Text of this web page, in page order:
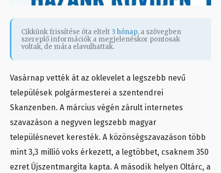
Cikkünk frissítése óta eltelt 3 hónap, a szövegben
szereplő információk a megjelenéskor pontosak
voltak, de mára elavulhattak.
Vasárnap vették át az oklevelet a legszebb nevű
települések polgármesterei a szentendrei
Skanzenben. A március végén zárult internetes
szavazáson a negyven legszebb magyar
településnevet keresték. A közönségszavazáson több
mint 3,3 millió voks érkezett, a legtöbbet, csaknem 350
ezret Újszentmargita kapta. A második helyen Oltárc, a